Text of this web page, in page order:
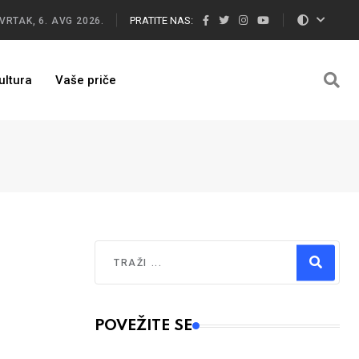
6. AVG 2026. PRATITE NAS:
Vaše priče
Type 2 or more characters for results.
POVEŽITE SE